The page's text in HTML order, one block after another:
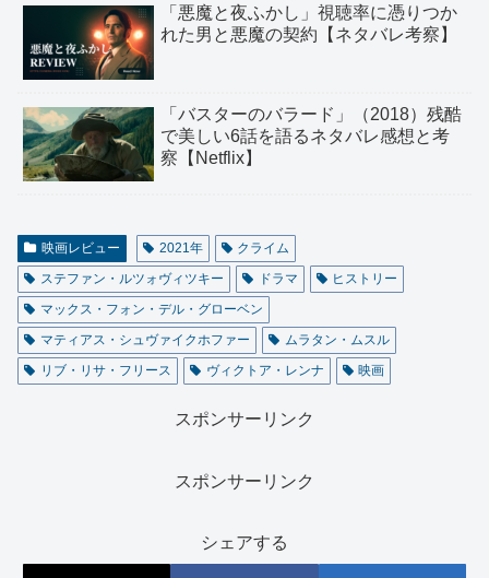
「悪魔と夜ふかし」視聴率に憑りつか
れた男と悪魔の契約【ネタバレ考察】
「バスターのバラード」（2018）残酷
で美しい6話を語るネタバレ感想と考
察【Netflix】
映画レビュー 2021年
クライム
ステファン・ルツォヴィツキー
ドラマ
ヒストリー
マックス・フォン・デル・グローベン
マティアス・シュヴァイクホファー
ムラタン・ムスル
リブ・リサ・フリース
ヴィクトア・レンナ 映画
スポンサーリンク
スポンサーリンク
シェアする